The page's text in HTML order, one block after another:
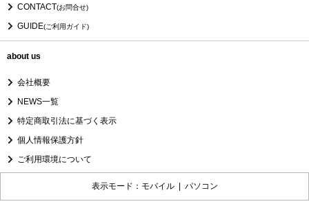
CONTACT(お問合せ)
GUIDE(ご利用ガイド)
about us
会社概要
NEWS一覧
特定商取引法に基づく表示
個人情報保護方針
ご利用環境について
表示モード：モバイル | パソコン